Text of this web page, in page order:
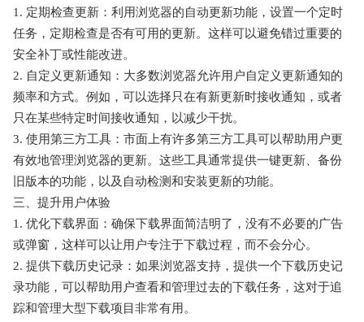
1. 定期检查更新：利用浏览器的自动更新功能，设置一个定时
任务，定期检查是否有可用的更新。这样可以避免错过重要的
安全补丁或性能改进。
2. 自定义更新通知：大多数浏览器允许用户自定义更新通知的
频率和方式。例如，可以选择只在有新更新时接收通知，或者
只在某些特定时间接收通知，以减少干扰。
3. 使用第三方工具：市面上有许多第三方工具可以帮助用户更
有效地管理浏览器的更新。这些工具通常提供一键更新、备份
旧版本的功能，以及自动检测和安装更新的功能。
三、提升用户体验
1. 优化下载界面：确保下载界面简洁明了，没有不必要的广告
或弹窗，这样可以让用户专注于下载过程，而不会分心。
2. 提供下载历史记录：如果浏览器支持，提供一个下载历史记
录功能，可以帮助用户查看和管理过去的下载任务，这对于追
踪和管理大型下载项目非常有用。